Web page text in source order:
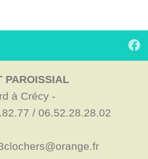
PAROISSIAL
à Crécy -
/ 06.52.28.28.02